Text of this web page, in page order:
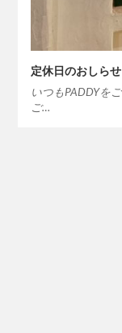
定休日のおしらせ
いつもPADDYを
ご…